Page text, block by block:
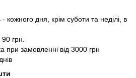
кожного дня, крім суботи та неділі, в
грн.
при замовленні від 3000 грн